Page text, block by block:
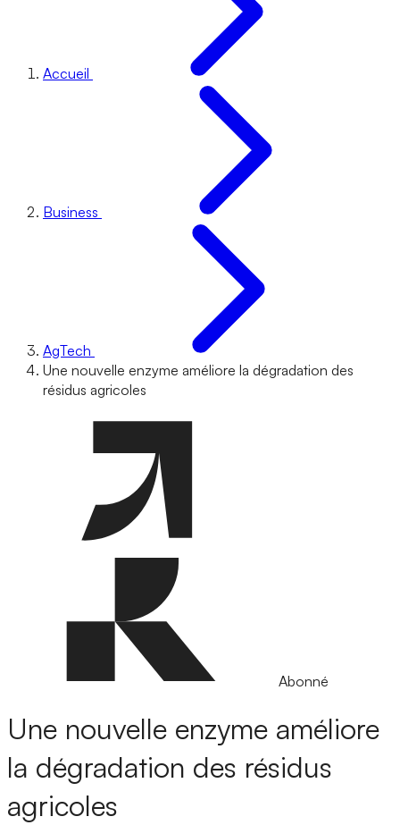
Accueil
Business
AgTech
Une nouvelle enzyme améliore la dégradation des
résidus agricoles
Abonné
Une nouvelle enzyme améliore
la dégradation des résidus
agricoles